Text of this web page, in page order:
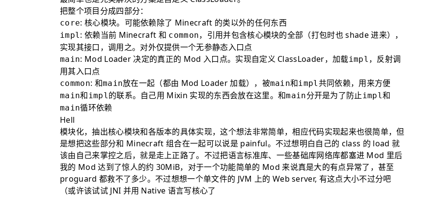
把整个项目分成四部分：
core: 核心模块。可能依赖除了 Minecraft 的类以外的任何东西
impl: 依赖当前 Minecraft 和 common，引用并包含核心模块的全部（打包时也 shade 进来），
实现其接口，调用之。对外仅提供一个无参静态入口点
main: Mod Loader 决定的真正的 Mod 入口点。实现自定义 ClassLoader，加载impl ，反射调
用其入口点
common: 和main放在一起（都由 Mod Loader 加载），被main和impl共同依赖，用来方便
main和impl的联系。自己用 Mixin 实现的东西会放在这里。和main分开是为了防止impl和
main循环依赖
Hell
模块化，抽出核心模块和各版本的具体实现，这个想法非常简单，相应代码实现起来也很简单，但
是想把这些部分和 Minecraft 组合在一起可以说是 painful。不过想明白自己的 class 的 load 就
该由自己来掌控之后，就是走上正路了。不过把语言标准库、一些基础库网络库都塞进 Mod 里后
我的 Mod 达到了惊人的约 30MiB，对于一个功能简单的 Mod 来说真是大的有点异常了，甚至
proguard 都救不了多少。不过想想一个单文件的 JVM 上的 Web server, 有这点大小不过分吧
（或许该试试 JNI 并用 Native 语言写核心了